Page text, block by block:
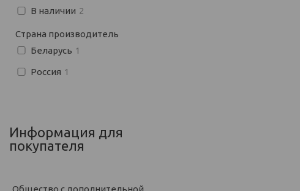
В наличии 2
Страна производитель
Беларусь 1
Россия 1
Информация для
покупателя
Общество с дополнительной